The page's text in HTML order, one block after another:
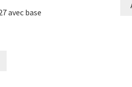
avec base